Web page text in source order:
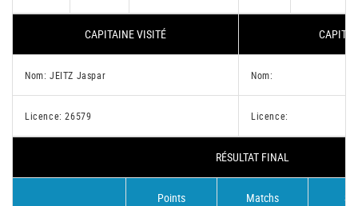
CAPITAINE VISITÉ
Nom: JEITZ Jaspar Nom:
Licence: 26579 Licence:
RÉSULTAT FINAL
Points Matchs